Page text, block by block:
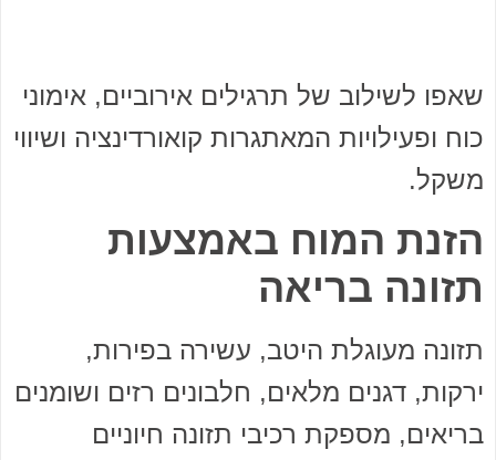
שאפו לשילוב של תרגילים אירוביים, אימוני
כוח ופעילויות המאתגרות קואורדינציה ושיווי
משקל.
הזנת המוח באמצעות
תזונה בריאה
תזונה מעוגלת היטב, עשירה בפירות,
ירקות, דגנים מלאים, חלבונים רזים ושומנים
בריאים, מספקת רכיבי תזונה חיוניים